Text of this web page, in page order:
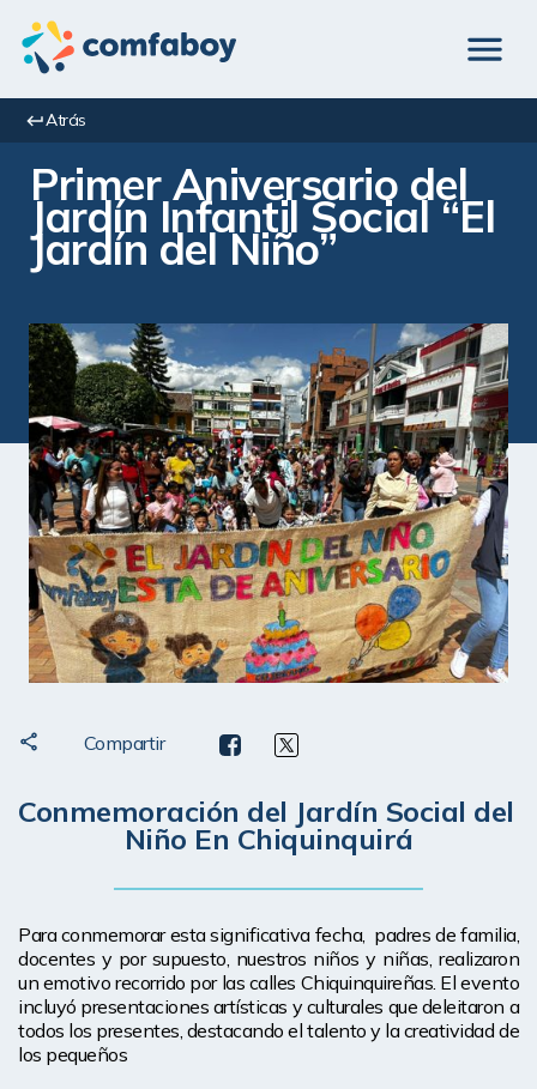
Atrás
Primer Aniversario del
Jardín Infantil Social “El
Jardín del Niño”
Compartir
Conmemoración del Jardín Social del
Niño En Chiquinquirá
Para conmemorar esta significativa fecha,  padres de familia,
docentes y por supuesto, nuestros niños y niñas, realizaron
un emotivo recorrido por las calles Chiquinquireñas. El evento
incluyó presentaciones artísticas y culturales que deleitaron a
todos los presentes, destacando el talento y la creatividad de
los pequeños